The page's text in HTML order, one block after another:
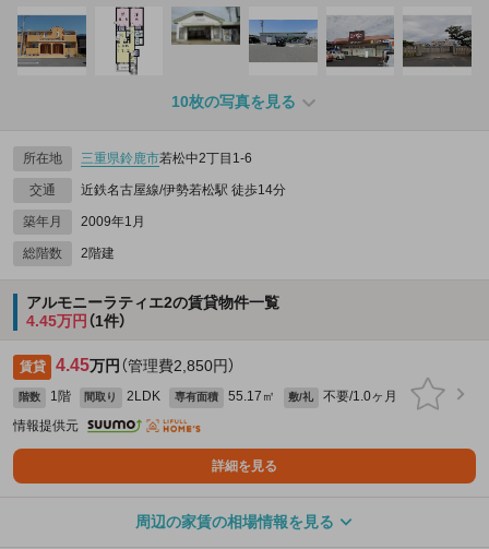
10枚の写真を見る
所在地 三重県鈴鹿市若松中2丁目1-6
交通 近鉄名古屋線/伊勢若松駅 徒歩14分
築年月 2009年1月
総階数 2階建
アルモニーラティエ2の賃貸物件一覧
4.45万円 （1件）
賃貸 4.45万円 （管理費2,850円）
階数 1階 間取り 2LDK 専有面積 55.17㎡ 敷/礼
不要/1.0ヶ月
情報提供元
詳細を見る
周辺の家賃の相場情報を見る